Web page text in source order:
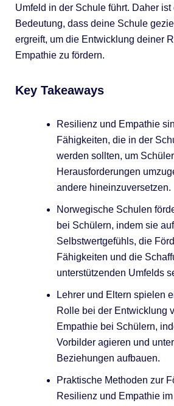
Umfeld in der Schule führt. Daher
Bedeutung, dass deine Schule
ergreift, um die Entwicklung deiner
Empathie zu fördern.
Key Takeaways
Resilienz und Empathie
Fähigkeiten, die in der
werden sollten, um
Herausforderungen
andere hineinzuversetzen.
Norwegische Schulen
bei Schülern, indem sie
Selbstwertgefühls, die
Fähigkeiten und die
unterstützenden Umfelds
Lehrer und Eltern spielen
Rolle bei der Entwicklung
Empathie bei Schülern,
Vorbilder agieren und
Beziehungen aufbauen.
Praktische Methoden zur
Resilienz und Empathie